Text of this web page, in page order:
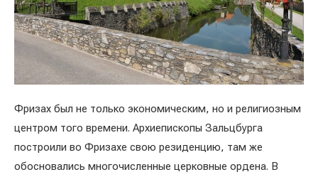
Фризах был не только экономическим, но и религиозным
центром того времени. Архиепископы Зальцбурга
построили во Фризахе свою резиденцию, там же
обосновались многочисленные церковные ордена. В